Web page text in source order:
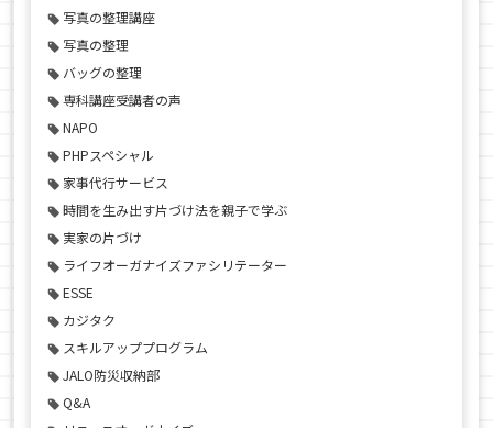
写真の整理講座
写真の整理
バッグの整理
専科講座受講者の声
NAPO
PHPスペシャル
家事代行サービス
時間を生み出す片づけ法を親子で学ぶ
実家の片づけ
ライフオーガナイズファシリテーター
ESSE
カジタク
スキルアッププログラム
JALO防災収納部
Q&A